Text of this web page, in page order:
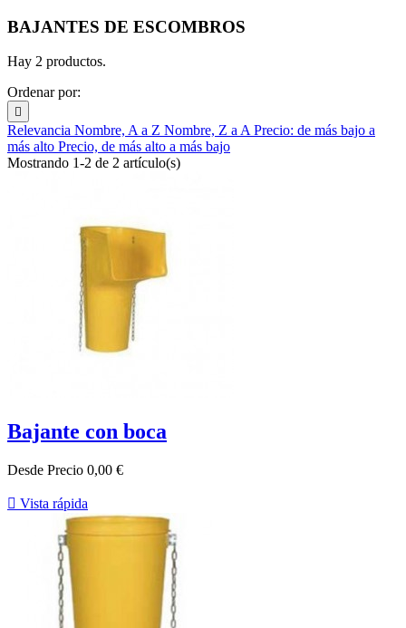
BAJANTES DE ESCOMBROS
Hay 2 productos.
Ordenar por:

Relevancia Nombre, A a Z Nombre, Z a A Precio: de más bajo a
más alto Precio, de más alto a más bajo
Mostrando 1-2 de 2 artículo(s)
Bajante con boca
Desde Precio 0,00 €
 Vista rápida